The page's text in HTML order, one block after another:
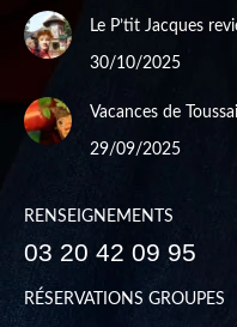
Le P’tit Jacques
30/10/2025
Vacances de
29/09/2025
RENSEIGNEMENTS
03 20 42 09 95
RÉSERVATIONS GROUPES